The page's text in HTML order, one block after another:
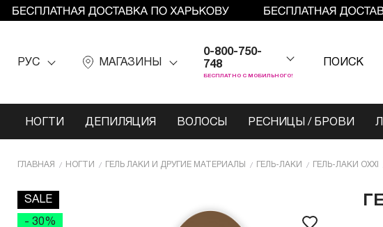
РУС МАГАЗИНЫ
0-800-750-
748
БЕСПЛАТНО С МОБИЛЬНОГО!
ПОИСК
НОГТИ ДЕПИЛЯЦИЯ ВОЛОСЫ РЕСНИЦЫ / БРОВИ
ГЛАВНАЯ НОГТИ ГЕЛЬ ЛАКИ И ДРУГИЕ МАТЕРИАЛЫ ГЕЛЬ-ЛАКИ ГЕЛЬ-ЛАКИ OXXI
SALE
- 30%